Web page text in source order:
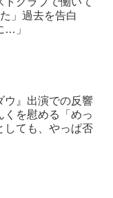
」過去を告白
…」
ウ』出演での反響
くを慰める「めっ
しても、やっぱ否